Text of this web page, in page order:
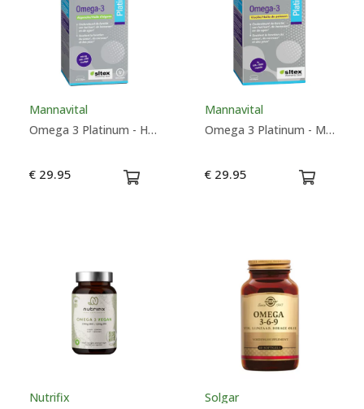
Mannavital
Omega 3 Platinum - Huile d'Algues - Mannavital
€ 29.95
Mannavital
Omega 3 Platinum - Mannavital
€ 29.95
Nutrifix
Solgar